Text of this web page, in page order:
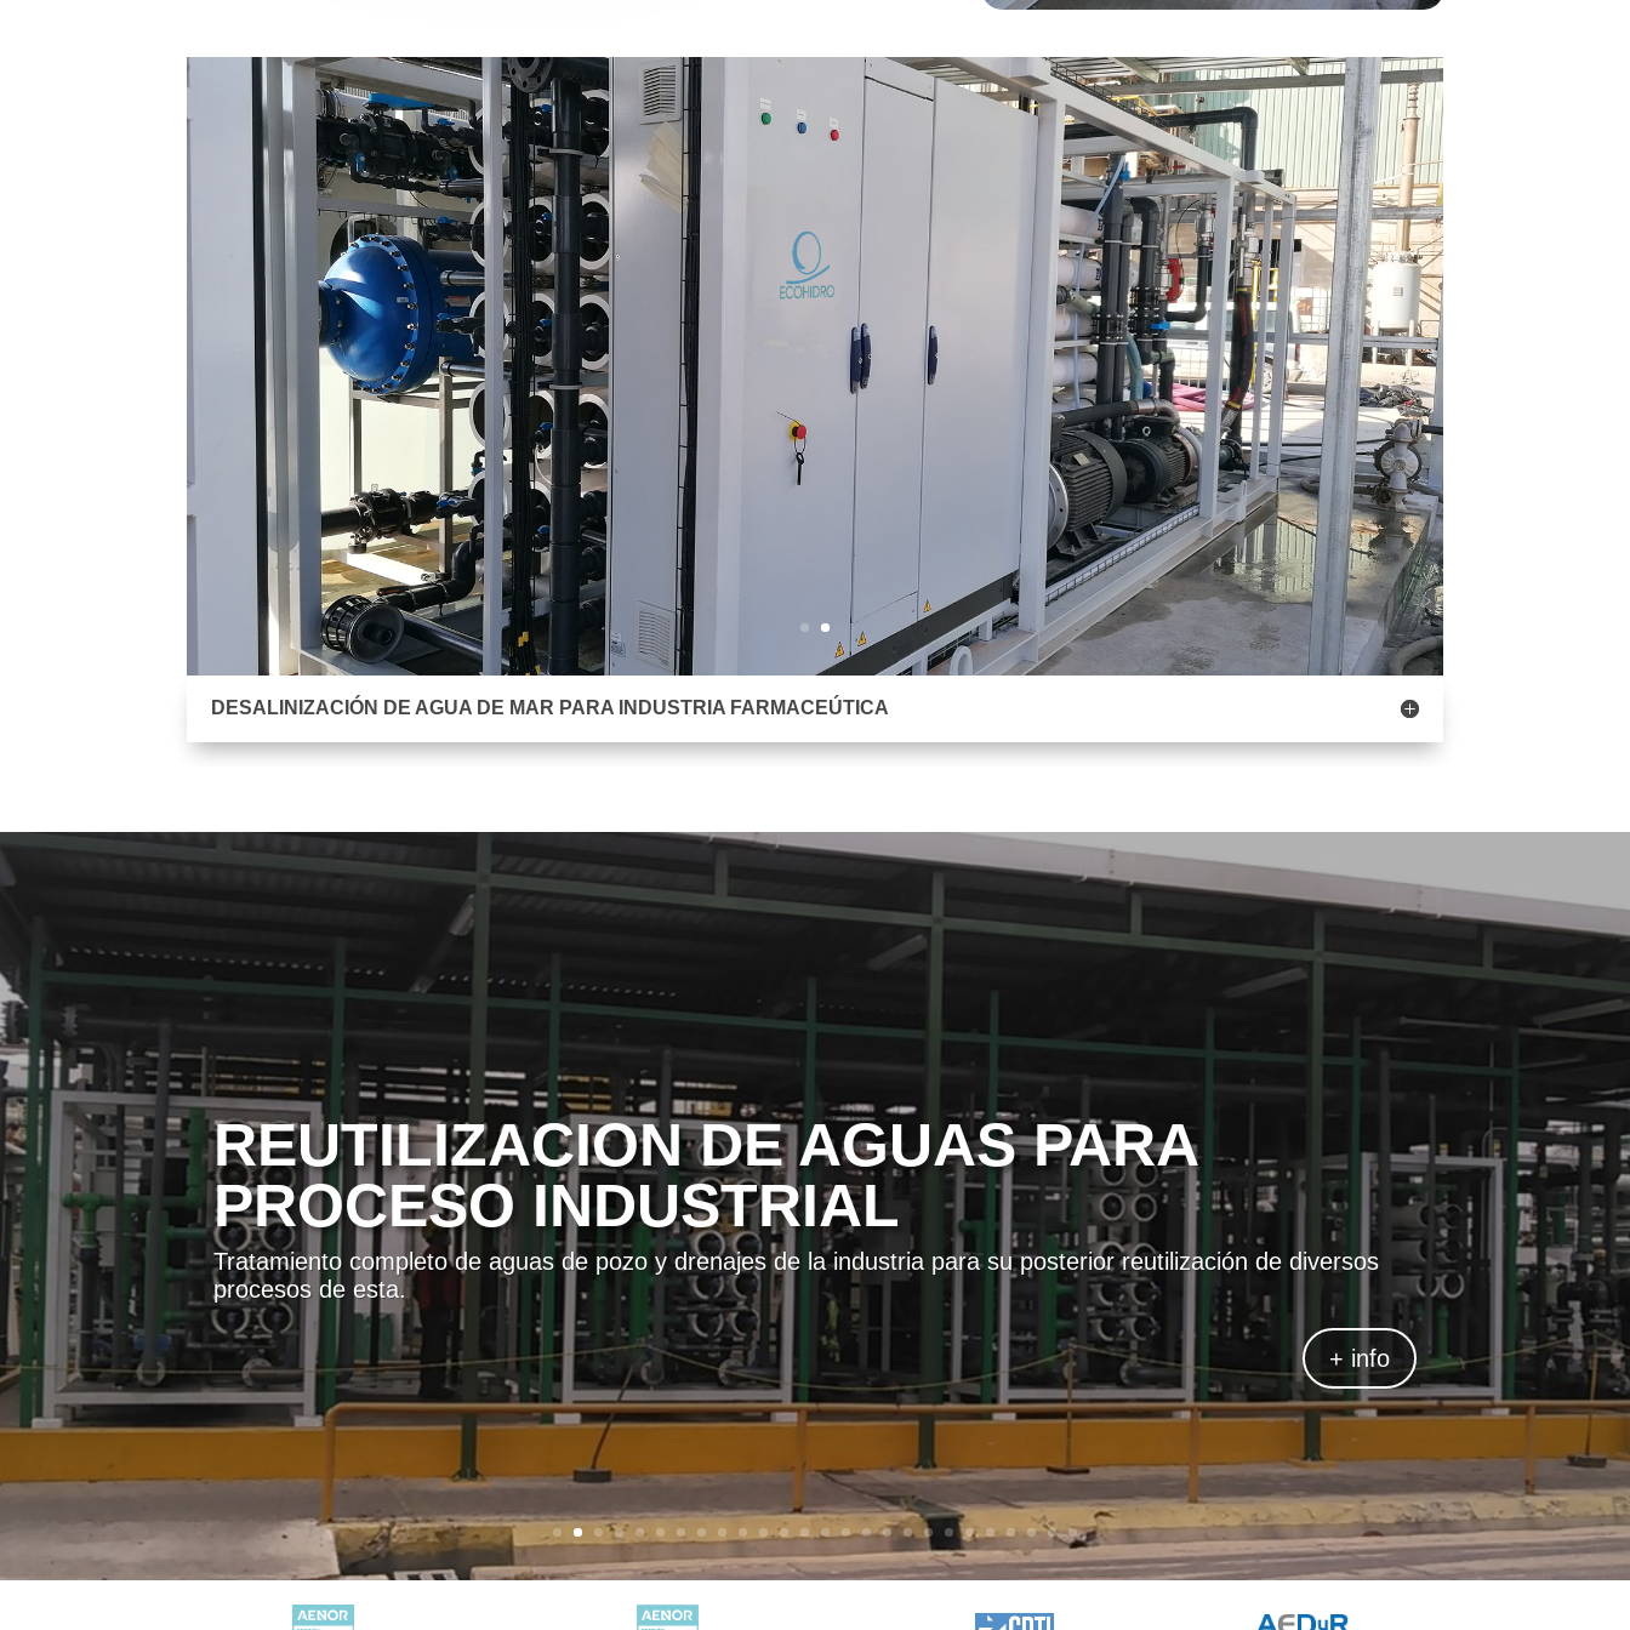
DESALINIZACIÓN DE AGUA DE MAR PARA INDUSTRIA FARMACEÚTICA
DESALINIZACIÓN DE AGUA PARA
INDUSTRIA
Obtención de un agua con una salinidad objetivo para su utilización como Hielo líquido.
+ info